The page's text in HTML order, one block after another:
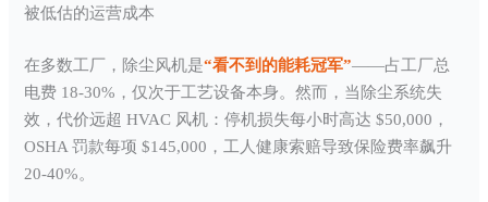
被低估的运营成本
在多数工厂，除尘风机是“看不到的能耗冠军”——占工厂总
电费 18-30%，仅次于工艺设备本身。然而，当除尘系统失
效，代价远超 HVAC 风机：停机损失每小时高达 $50,000，
OSHA 罚款每项 $145,000，工人健康索赔导致保险费率飙升
20-40%。